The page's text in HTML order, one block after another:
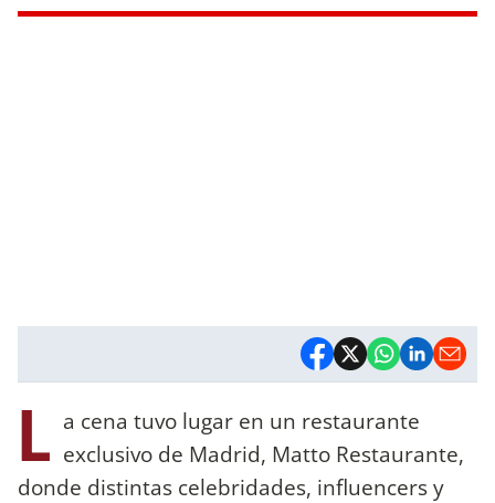
L a cena tuvo lugar en un restaurante
exclusivo de Madrid, Matto Restaurante,
donde distintas celebridades, influencers y